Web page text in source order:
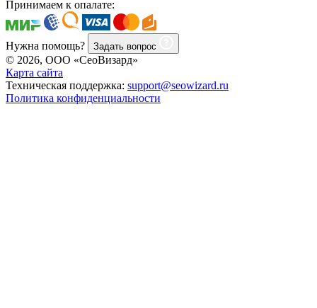
Принимаем к опалате:
Нужна помощь? Задать вопрос
© 2026, ООО «СеоВизард»
Карта сайта
Техническая поддержка: support@seowizard.ru
Политика конфиденциальности